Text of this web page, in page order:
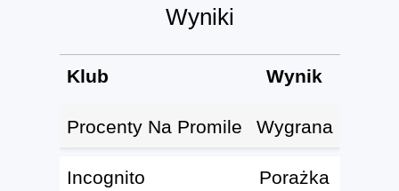
Wyniki
Klub Wynik
Procenty Na Promile Wygrana
Incognito Porażka